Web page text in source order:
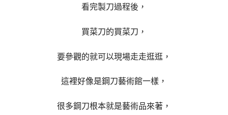
看完製刀過程後，
買菜刀的買菜刀，
要參觀的就可以現場走走逛逛，
這裡好像是鋼刀藝術館一樣，
很多鋼刀根本就是藝術品來著，